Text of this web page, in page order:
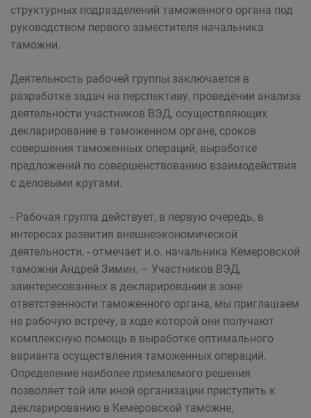
структурных подразделений таможенного органа под
руководством первого заместителя начальника
таможни.
Деятельность рабочей группы заключается в
разработке задач на перспективу, проведении анализа
деятельности участников ВЭД, осуществляющих
декларирование в таможенном органе, сроков
совершения таможенных операций, выработке
предложений по совершенствованию взаимодействия
с деловыми кругами.
- Рабочая группа действует, в первую очередь, в
интересах развития внешнеэкономической
деятельности, - отмечает и.о. начальника Кемеровской
таможни Андрей Зимин. – Участников ВЭД,
заинтересованных в декларировании в зоне
ответственности таможенного органа, мы приглашаем
на рабочую встречу, в ходе которой они получают
комплексную помощь в выработке оптимального
варианта осуществления таможенных операций.
Определение наиболее приемлемого решения
позволяет той или иной организации приступить к
декларированию в Кемеровской таможне,